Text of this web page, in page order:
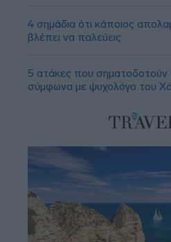
4 σημάδια ότι κάποιος
βλέπει να παλεύεις
5 ατάκες που σηματοδοτούν
σύμφωνα με ψυχολόγο του